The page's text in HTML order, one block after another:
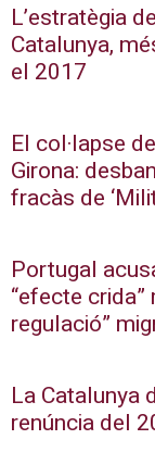
L’estratègia
Catalunya,
el 2017
El col·lapse
Girona:
fracàs de
Portugal
“efecte
regulació”
La Catalunya
renúncia del